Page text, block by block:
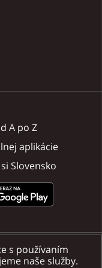
A po Z
aplikácie
Slovensko
s používaním
naše služby.